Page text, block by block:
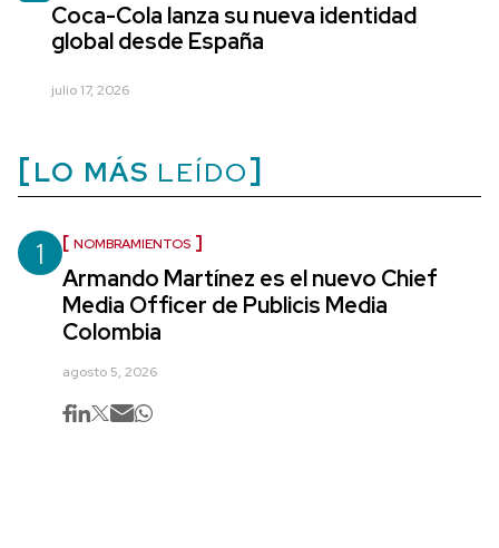
Coca-Cola lanza su nueva identidad
global desde España
julio 17, 2026
LO MÁS LEÍDO
1 NOMBRAMIENTOS
Armando Martínez es el nuevo Chief
Media Officer de Publicis Media
Colombia
agosto 5, 2026